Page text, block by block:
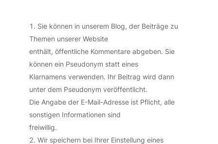
Sie können in unserem Blog, der Beiträge zu
Themen unserer Website
enthält, öffentliche Kommentare abgeben. Sie
können ein Pseudonym statt eines
Klarnamens verwenden. Ihr Beitrag wird dann
unter dem Pseudonym veröffentlicht.
Die Angabe der E-Mail-Adresse ist Pflicht, alle
sonstigen Informationen sind
freiwillig.
Wir speichern bei Ihrer Einstellung eines